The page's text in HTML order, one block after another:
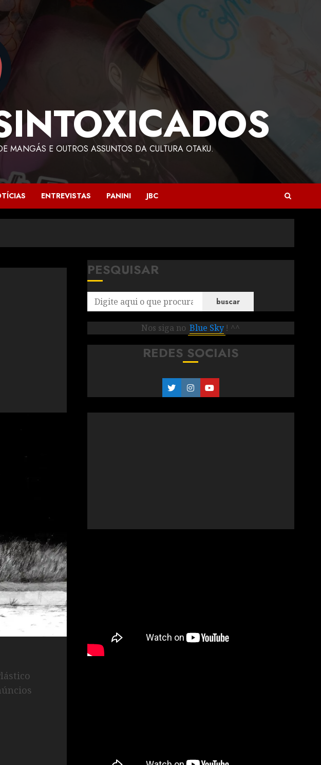
E OUTROS ASSUNTOS DA CULTURA OTAKU.
ENTREVISTAS PANINI JBC
PESQUISAR
buscar
Nos siga no Blue Sky ! ^^
REDES SOCIAIS